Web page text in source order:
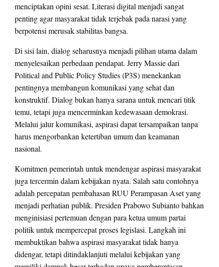
menciptakan opini sesat. Literasi digital menjadi sangat
penting agar masyarakat tidak terjebak pada narasi yang
berpotensi merusak stabilitas bangsa.
Di sisi lain, dialog seharusnya menjadi pilihan utama dalam
menyelesaikan perbedaan pendapat. Jerry Massie dari
Political and Public Policy Studies (P3S) menekankan
pentingnya membangun komunikasi yang sehat dan
konstruktif. Dialog bukan hanya sarana untuk mencari titik
temu, tetapi juga mencerminkan kedewasaan demokrasi.
Melalui jalur komunikasi, aspirasi dapat tersampaikan tanpa
harus mengorbankan ketertiban umum dan keamanan
nasional.
Komitmen pemerintah untuk mendengar aspirasi masyarakat
juga tercermin dalam kebijakan nyata. Salah satu contohnya
adalah percepatan pembahasan RUU Perampasan Aset yang
menjadi perhatian publik. Presiden Prabowo Subianto bahkan
menginisiasi pertemuan dengan para ketua umum partai
politik untuk mempercepat proses legislasi. Langkah ini
membuktikan bahwa aspirasi masyarakat tidak hanya
didengar, tetapi ditindaklanjuti melalui kebijakan yang